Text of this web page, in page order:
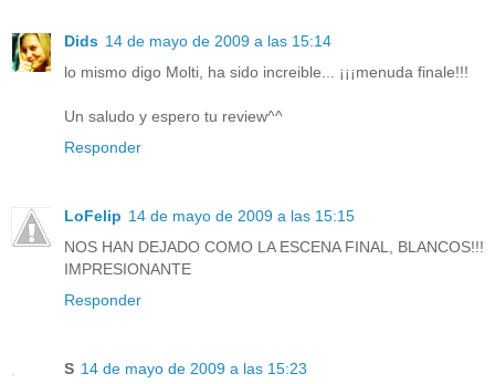
Dids 14 de mayo de 2009 a las 15:14
lo mismo digo Molti, ha sido increible... ¡¡¡menuda finale!!!
Un saludo y espero tu review^^
Responder
LoFelip 14 de mayo de 2009 a las 15:15
NOS HAN DEJADO COMO LA ESCENA FINAL, BLANCOS!!!
IMPRESIONANTE
Responder
S 14 de mayo de 2009 a las 15:23